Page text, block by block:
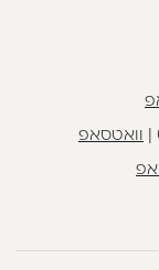
וואטסאפ